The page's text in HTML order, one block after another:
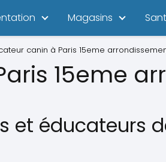
Magasins
canin à Paris 15eme
15eme
et éducateurs